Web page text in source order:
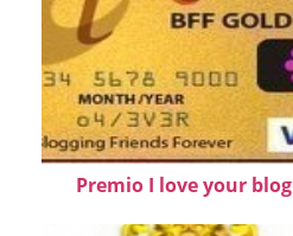
Premio I love your blog